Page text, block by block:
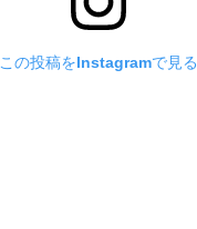
この投稿をInstagramで見る